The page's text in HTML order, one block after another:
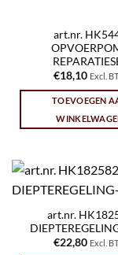
art.nr.
€18,10 Excl.
TOEVOEGEN
art.nr.
€22,80 Excl.